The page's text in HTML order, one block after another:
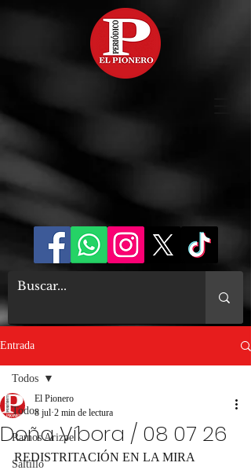
Entrada
Todos
Ramos Arizpe
Saltillo
Todos
Doña Víbora / 08 07 26
El Pionero
8 jul 2 min de lectura
REDISTRITACIÓN EN LA MIRA